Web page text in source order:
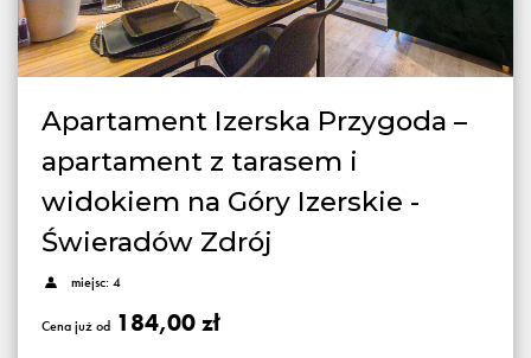
Apartament Izerska Przygoda –
apartament z tarasem i
widokiem na Góry Izerskie -
Świeradów Zdrój
miejsc: 4
Cena już od 184,00 zł